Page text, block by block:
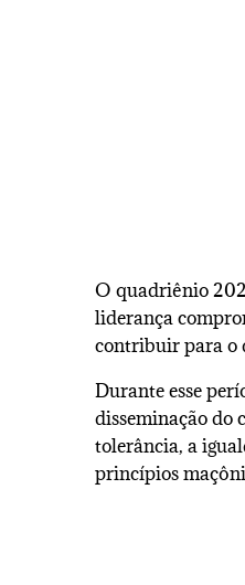
O quadriênio
liderança
contribuir para o
Durante esse
disseminação do
tolerância, a
princípios